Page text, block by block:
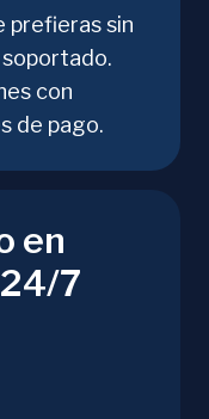
prefieras sin
con
de pago.
en
7